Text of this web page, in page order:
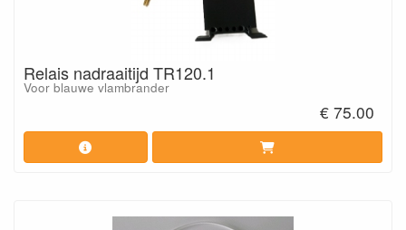
Relais nadraaitijd TR120.1
Voor blauwe vlambrander
€ 75.00